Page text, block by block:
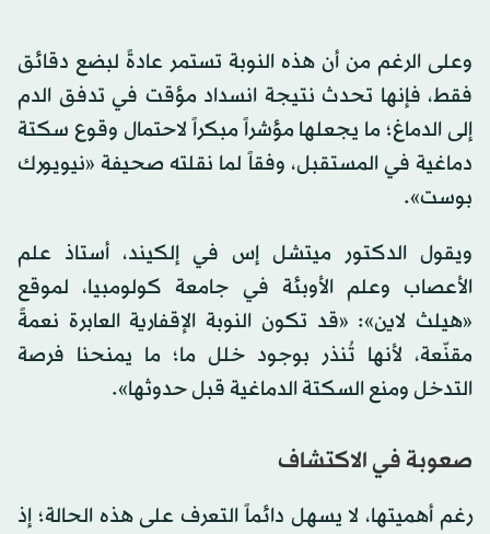
وعلى الرغم من أن هذه النوبة تستمر عادةً لبضع دقائق
فقط، فإنها تحدث نتيجة انسداد مؤقت في تدفق الدم
إلى الدماغ؛ ما يجعلها مؤشراً مبكراً لاحتمال وقوع سكتة
دماغية في المستقبل، وفقاً لما نقلته صحيفة «نيويورك
بوست».
ويقول الدكتور ميتشل إس في إلكيند، أستاذ علم
الأعصاب وعلم الأوبئة في جامعة كولومبيا، لموقع
«هيلث لاين»: «قد تكون النوبة الإقفارية العابرة نعمةً
مقنّعة، لأنها تُنذر بوجود خلل ما؛ ما يمنحنا فرصة
التدخل ومنع السكتة الدماغية قبل حدوثها».
صعوبة في الاكتشاف
رغم أهميتها، لا يسهل دائماً التعرف على هذه الحالة؛ إذ